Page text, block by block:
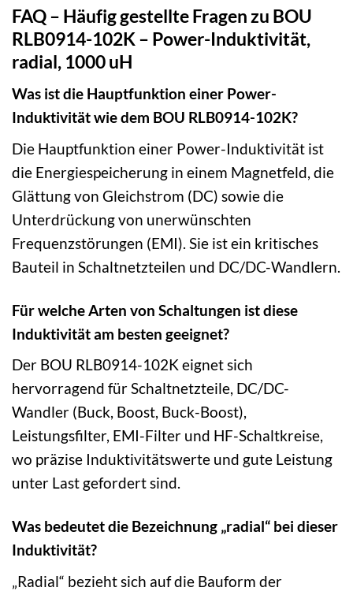
FAQ – Häufig gestellte Fragen zu BOU
RLB0914-102K – Power-Induktivität,
radial, 1000 uH
Was ist die Hauptfunktion einer Power-
Induktivität wie dem BOU RLB0914-102K?
Die Hauptfunktion einer Power-Induktivität ist
die Energiespeicherung in einem Magnetfeld, die
Glättung von Gleichstrom (DC) sowie die
Unterdrückung von unerwünschten
Frequenzstörungen (EMI). Sie ist ein kritisches
Bauteil in Schaltnetzteilen und DC/DC-Wandlern.
Für welche Arten von Schaltungen ist diese
Induktivität am besten geeignet?
Der BOU RLB0914-102K eignet sich
hervorragend für Schaltnetzteile, DC/DC-
Wandler (Buck, Boost, Buck-Boost),
Leistungsfilter, EMI-Filter und HF-Schaltkreise,
wo präzise Induktivitätswerte und gute Leistung
unter Last gefordert sind.
Was bedeutet die Bezeichnung „radial“ bei dieser
Induktivität?
„Radial“ bezieht sich auf die Bauform der